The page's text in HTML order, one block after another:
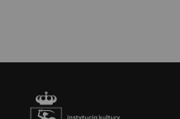
Stopka